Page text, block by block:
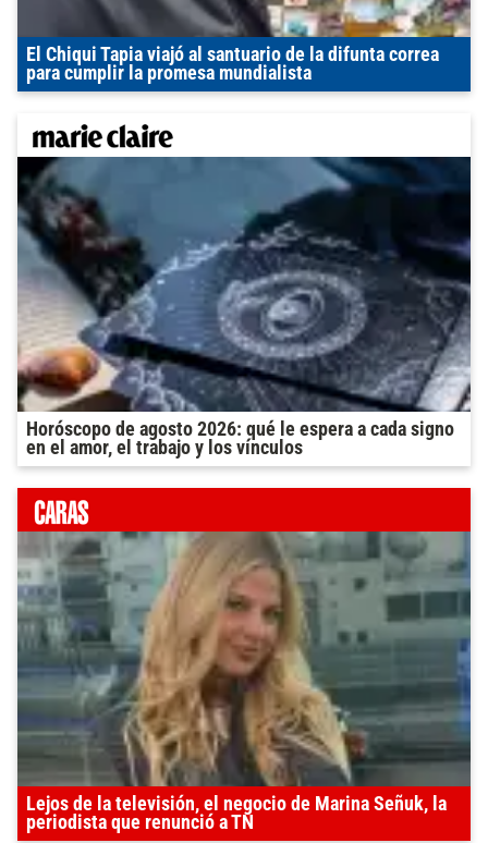
El Chiqui Tapia viajó al santuario de la difunta correa
para cumplir la promesa mundialista
Horóscopo de agosto 2026: qué le espera a cada signo
en el amor, el trabajo y los vínculos
Lejos de la televisión, el negocio de Marina Señuk, la
periodista que renunció a TN